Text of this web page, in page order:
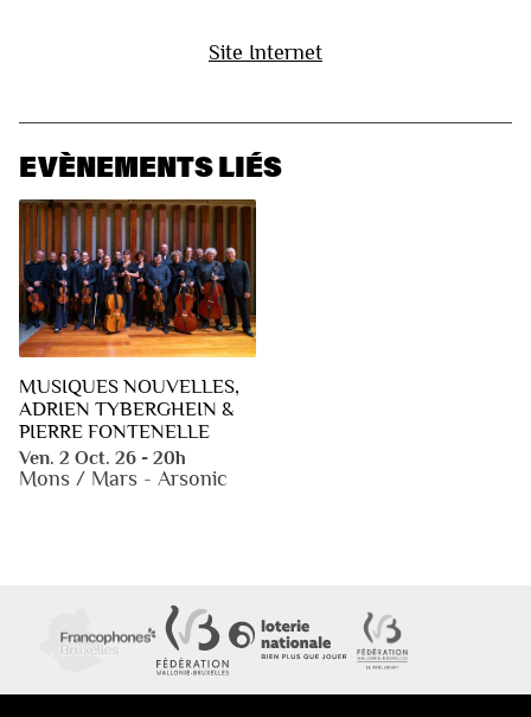
Site Internet
EVÈNEMENTS LIÉS
MUSIQUES NOUVELLES,
ADRIEN TYBERGHEIN &
PIERRE FONTENELLE
Ven. 2 Oct. 26 - 20h
Mons / Mars - Arsonic